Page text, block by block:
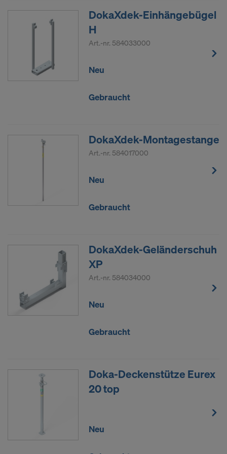
DokaXdek-Einhängebügel
H
Art.-nr. 584033000
Neu
Gebraucht
DokaXdek-Montagestange
Art.-nr. 584017000
Neu
Gebraucht
DokaXdek-Geländerschuh
XP
Art.-nr. 584034000
Neu
Gebraucht
Doka-Deckenstütze Eurex
20 top
Neu